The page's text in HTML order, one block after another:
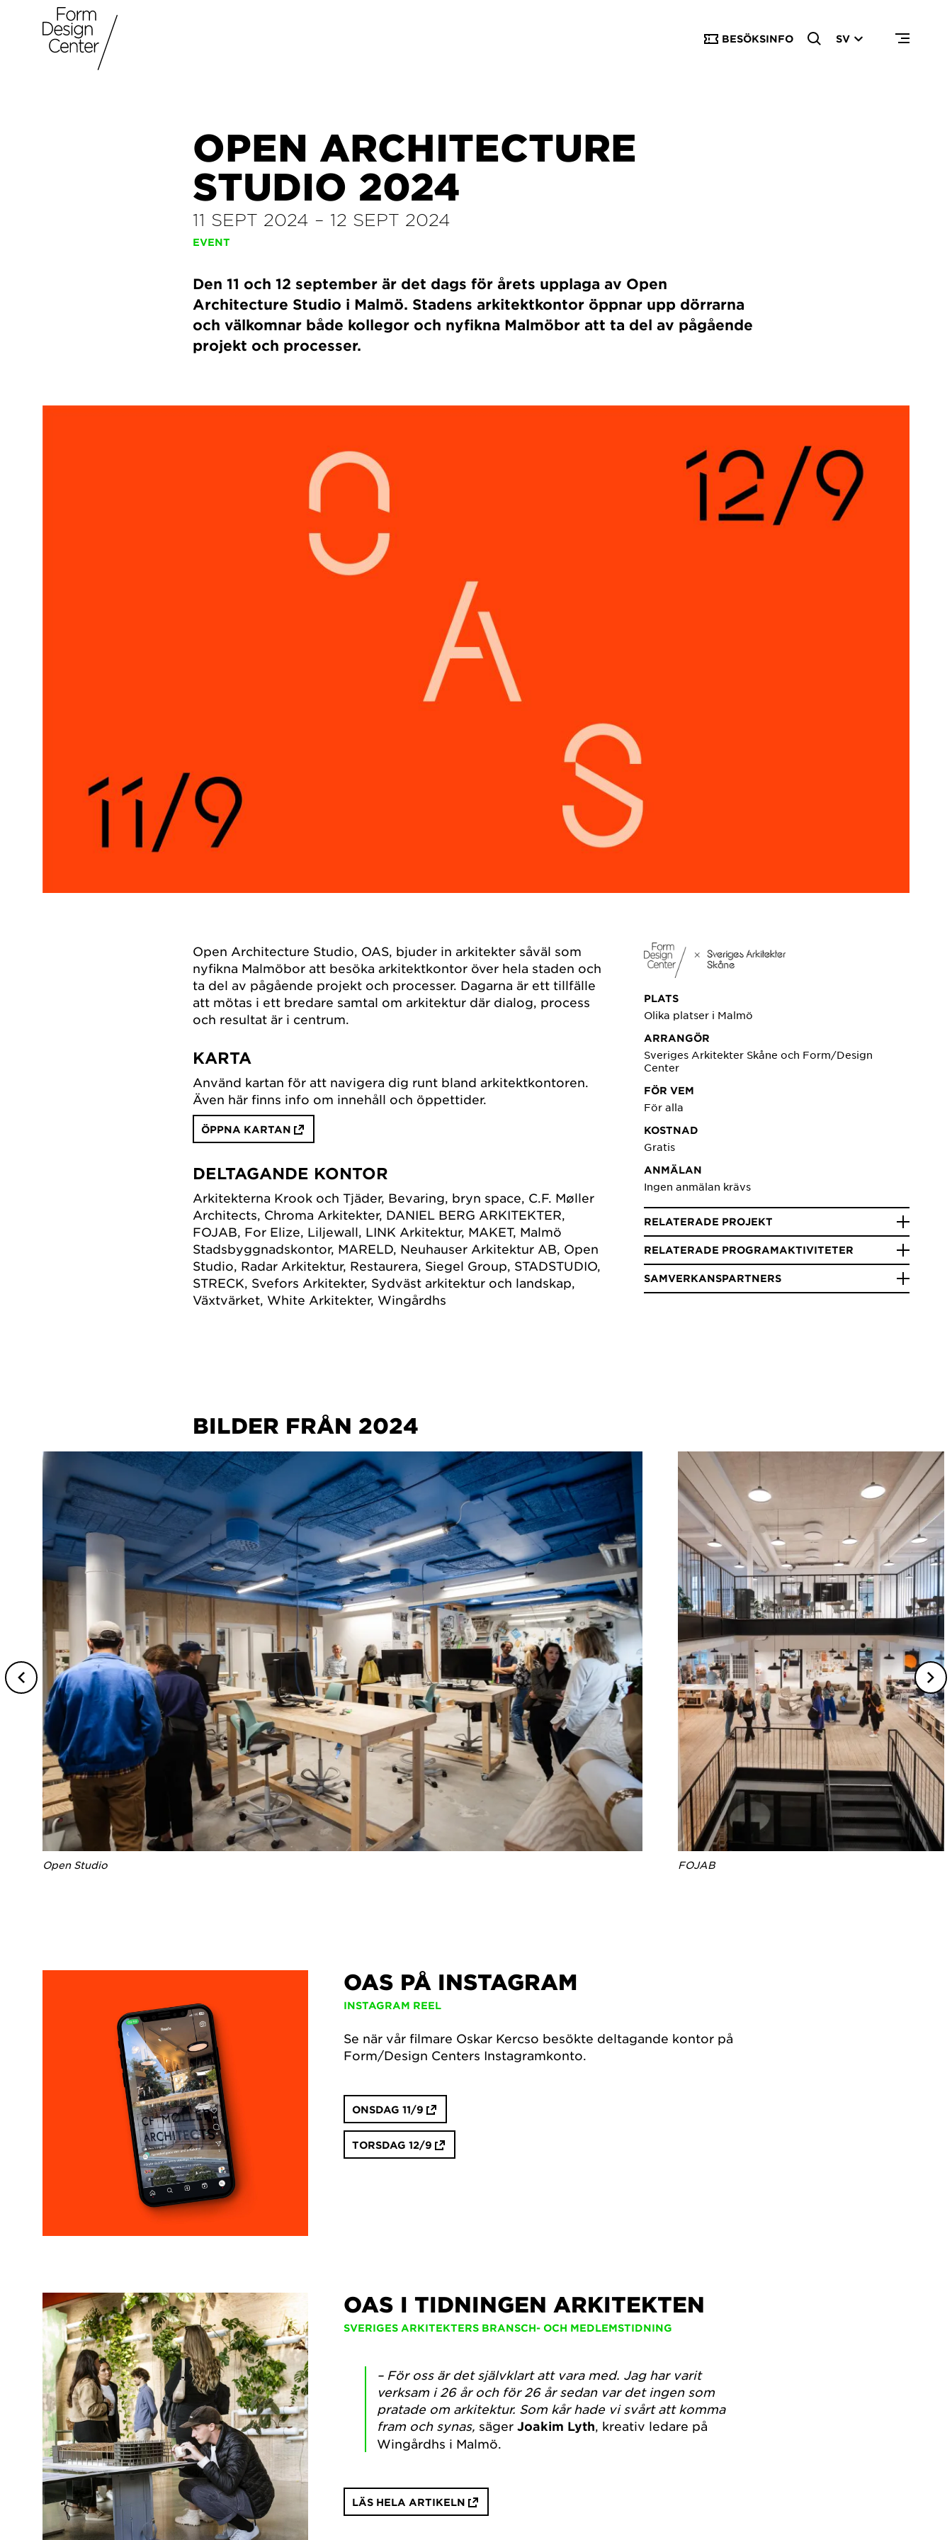
BESÖKSINFO SV
OPEN ARCHITECTURE
STUDIO 2024
11 SEPT 2024 – 12 SEPT 2024
EVENT
Den 11 och 12 september är det dags för årets upplaga av Open
Architecture Studio i Malmö. Stadens arkitektkontor öppnar upp dörrarna
och välkomnar både kollegor och nyfikna Malmöbor att ta del av pågående
projekt och processer.
Open Architecture Studio, OAS, bjuder in arkitekter såväl som
nyfikna Malmöbor att besöka arkitektkontor över hela staden och
ta del av pågående projekt och processer. Dagarna är ett tillfälle
att mötas i ett bredare samtal om arkitektur där dialog, process
och resultat är i centrum.
KARTA
Använd kartan för att navigera dig runt bland arkitektkontoren.
Även här finns info om innehåll och öppettider.
ÖPPNA KARTAN
DELTAGANDE KONTOR
Arkitekterna Krook och Tjäder, Bevaring, bryn space, C.F. Møller
Architects, Chroma Arkitekter, DANIEL BERG ARKITEKTER,
FOJAB, For Elize, Liljewall, LINK Arkitektur, MAKET, Malmö
Stadsbyggnadskontor, MARELD, Neuhauser Arkitektur AB, Open
Studio, Radar Arkitektur, Restaurera, Siegel Group, STADSTUDIO,
STRECK, Svefors Arkitekter, Sydväst arkitektur och landskap,
Växtvärket, White Arkitekter, Wingårdhs
PLATS
Olika platser i Malmö
ARRANGÖR
Sveriges Arkitekter Skåne och Form/Design
Center
FÖR VEM
För alla
KOSTNAD
Gratis
ANMÄLAN
Ingen anmälan krävs
RELATERADE PROJEKT
RELATERADE PROGRAMAKTIVITETER
SAMVERKANSPARTNERS
BILDER FRÅN 2024
Open Studio FOJAB
OAS PÅ INSTAGRAM
INSTAGRAM REEL
Se när vår filmare Oskar Kercso besökte deltagande kontor på
Form/Design Centers Instagramkonto.
ONSDAG 11/9
TORSDAG 12/9
OAS I TIDNINGEN ARKITEKTEN
SVERIGES ARKITEKTERS BRANSCH- OCH MEDLEMSTIDNING
– För oss är det självklart att vara med. Jag har varit
verksam i 26 år och för 26 år sedan var det ingen som
pratade om arkitektur. Som kår hade vi svårt att komma
fram och synas, säger Joakim Lyth , kreativ ledare på
Wingårdhs i Malmö.
LÄS HELA ARTIKELN